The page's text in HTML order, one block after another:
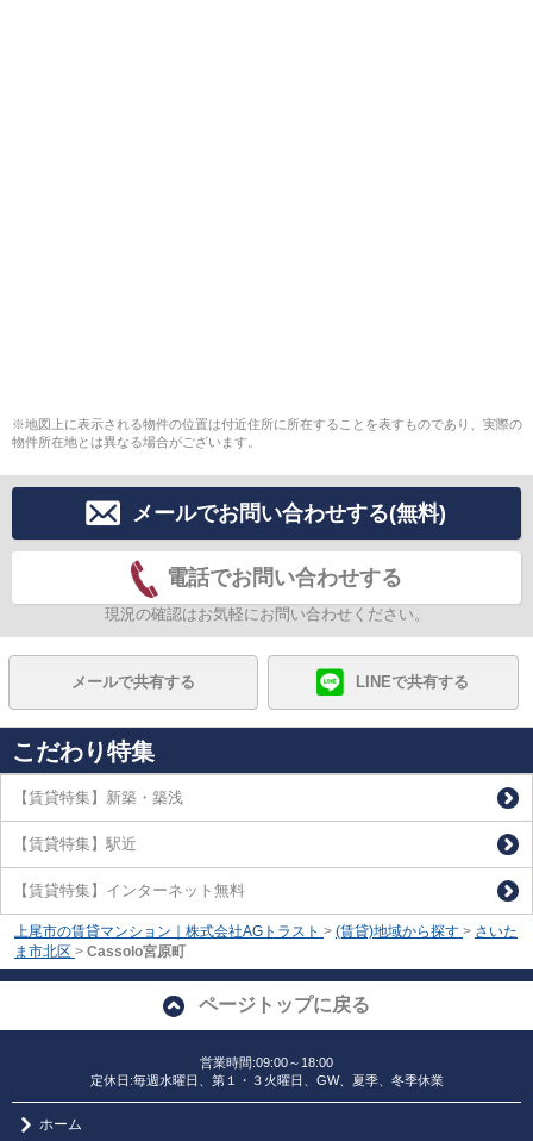
※地図上に表示される物件の位置は付近住所に所在することを表すものであり、実際の
物件所在地とは異なる場合がございます。
メールでお問い合わせする(無料)
電話でお問い合わせする
現況の確認はお気軽にお問い合わせください。
メールで共有する LINEで共有する
こだわり特集
【賃貸特集】新築・築浅
【賃貸特集】駅近
【賃貸特集】インターネット無料
上尾市の賃貸マンション｜株式会社AGトラスト > (賃貸)地域から探す > さいた
ま市北区 > Cassolo宮原町
ページトップに戻る
営業時間:09:00～18:00
定休日:毎週水曜日、第１・３火曜日、GW、夏季、冬季休業
ホーム